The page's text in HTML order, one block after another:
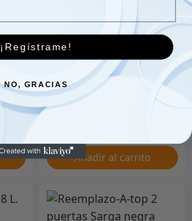
Juego de espaciadores de
bobina traseros +1,75″ =
Poliuretano de 45 mm
98.00
Añadir al carrito
¡Regístrame!
NO, GRACIAS